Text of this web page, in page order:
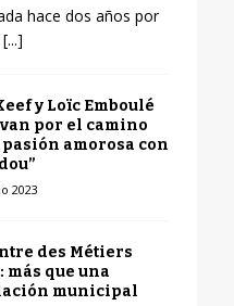
hace dos años por
[...]
y Loïc Emboulé
por el camino
pasión amorosa con
2023
des Métiers
más que una
municipal